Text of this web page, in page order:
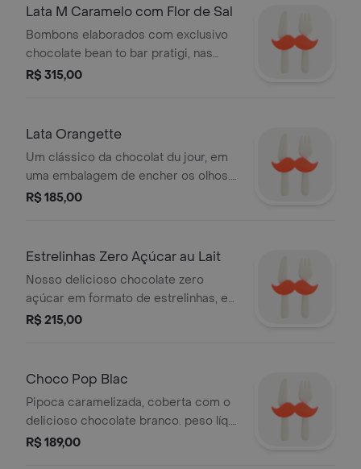
Lata M Caramelo com Flor de Sal
Bombons elaborados com exclusivo
chocolate bean to bar pratigi, nas
variedades ao leite e meio amargo.
R$ 315,00
Lata Orangette
Um clássico da chocolat du jour, em
uma embalagem de encher os olhos.
lascas de laranja glaceadas, cobertas
R$ 185,00
Estrelinhas Zero Açúcar au Lait
Nosso delicioso chocolate zero
açúcar em formato de estrelinhas, em
uma lata dourada. .
R$ 215,00
Choco Pop Blac
Pipoca caramelizada, coberta com o
delicioso chocolate branco. peso líq.:
310gdimensões do produto: 15,5 cm
R$ 189,00